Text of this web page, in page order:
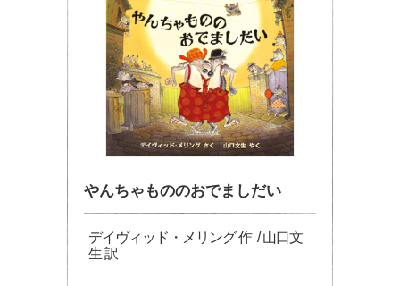
やんちゃもののおでましだい
デイヴィッド・メリング 作 / 山口文
生 訳